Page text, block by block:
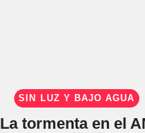
SIN LUZ Y BAJO AGUA
La tormenta en el